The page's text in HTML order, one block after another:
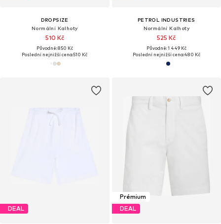
DROPSIZE
Normální Kalhoty
510 Kč
Původně: 850 Kč
Poslední nejnižší cena:510 Kč
PETROL INDUSTRIES
Normální Kalhoty
525 Kč
Původně: 1 449 Kč
Poslední nejnižší cena:480 Kč
DEAL
Prémium
DEAL